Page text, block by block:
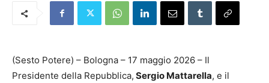
(Sesto Potere) – Bologna – 17 maggio 2026 – Il
Presidente della Repubblica, Sergio Mattarella, e il